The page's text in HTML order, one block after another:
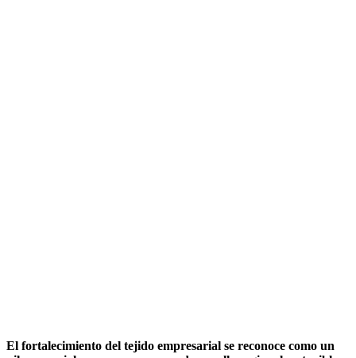
El fortalecimiento del tejido empresarial se reconoce como un